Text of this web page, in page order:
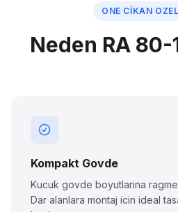
ONE CIKAN
Neden RA 80-
Kompakt Govde
Kucuk govde boyutlarina
Dar alanlara montaj icin ideal